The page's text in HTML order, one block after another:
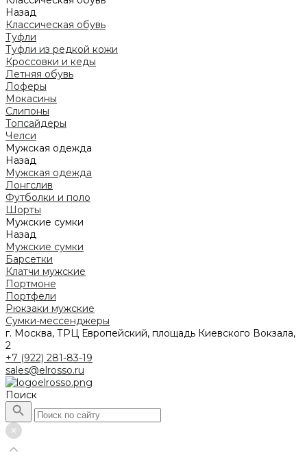
Назад
Классическая обувь
Туфли
Туфли из редкой кожи
Кроссовки и кеды
Летняя обувь
Лоферы
Мокасины
Слипоны
Топсайдеры
Челси
Мужская одежда
Назад
Мужская одежда
Лонгслив
Футболки и поло
Шорты
Мужские сумки
Назад
Мужские сумки
Барсетки
Клатчи мужские
Портмоне
Портфели
Рюкзаки мужские
Сумки-мессенджеры
г. Москва, ТРЦ Европейский, площадь Киевского Вокзала,
2
+7 (922) 281-83-19
sales@elrosso.ru
Поиск